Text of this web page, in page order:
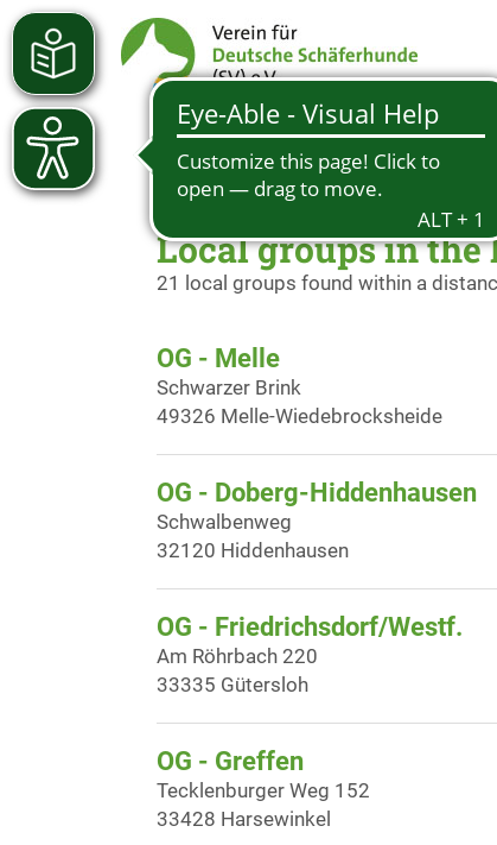
Local groups in
21 local groups found within a
OG - Melle
Schwarzer Brink
49326 Melle-Wiedebrocksheide
OG - Doberg-Hiddenhausen
Schwalbenweg
32120 Hiddenhausen
OG - Friedrichsdorf/Westf.
Am Röhrbach 220
33335 Gütersloh
OG - Greffen
Tecklenburger Weg 152
33428 Harsewinkel